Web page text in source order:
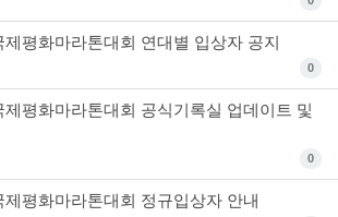
평화마라톤대회 연대별 입상자 공지
0
평화마라톤대회 공식기록실 업데이트 및
0
평화마라톤대회 정규입상자 안내